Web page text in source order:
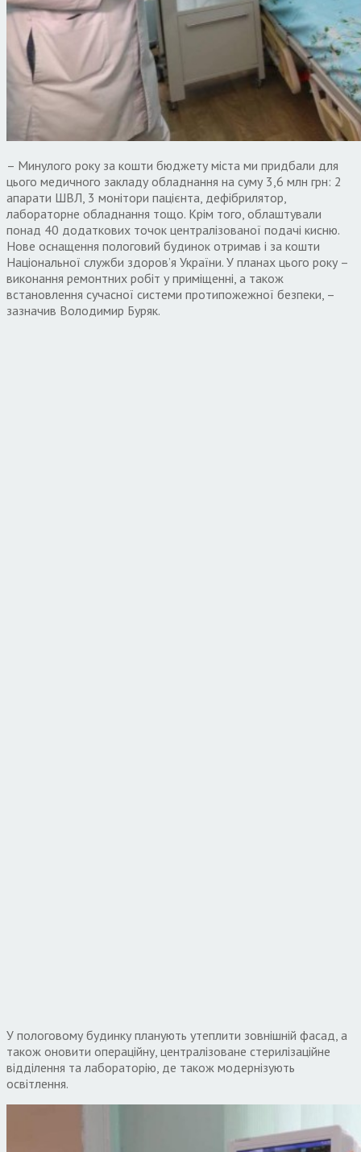
– Минулого року за кошти бюджету міста ми придбали для
цього медичного закладу обладнання на суму 3,6 млн грн: 2
апарати ШВЛ, 3 монітори пацієнта, дефібрилятор,
лабораторне обладнання тощо. Крім того, облаштували
понад 40 додаткових точок централізованої подачі кисню.
Нове оснащення пологовий будинок отримав і за кошти
Національної служби здоров’я України. У планах цього року –
виконання ремонтних робіт у приміщенні, а також
встановлення сучасної системи протипожежної безпеки, –
зазначив Володимир Буряк.
У пологовому будинку планують утеплити зовнішній фасад, а
також оновити операційну, централізоване стерилізаційне
відділення та лабораторію, де також модернізують
освітлення.